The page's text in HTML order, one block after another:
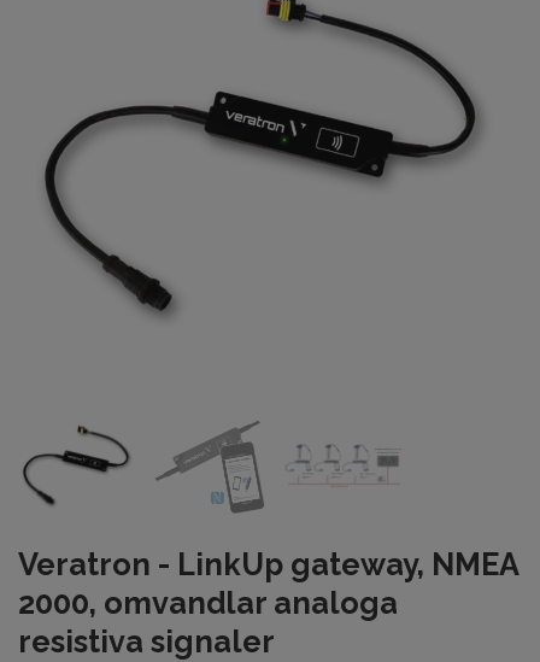
Veratron - LinkUp gateway, NMEA
2000, omvandlar analoga
resistiva signaler